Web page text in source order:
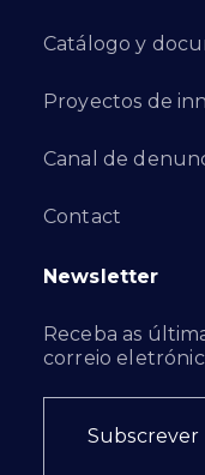
Catálogo y
Proyectos de
Canal de
Contact
Newsletter
Receba as
correio
Subscrever